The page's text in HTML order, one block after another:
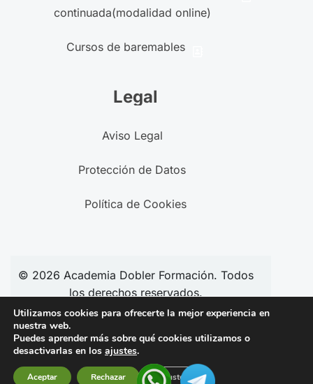
continuada(modalidad online)
Cursos de baremables
Legal
Aviso Legal
Protección de Datos
Política de Cookies
© 2026 Academia Dobler Formación. Todos
los derechos reservados.
Síguenos en redes:
Utilizamos cookies para ofrecerte la mejor experiencia en
nuestra web.
Puedes aprender más sobre qué cookies utilizamos o
desactivarlas en los ajustes.
Aceptar Rechazar Ajustes